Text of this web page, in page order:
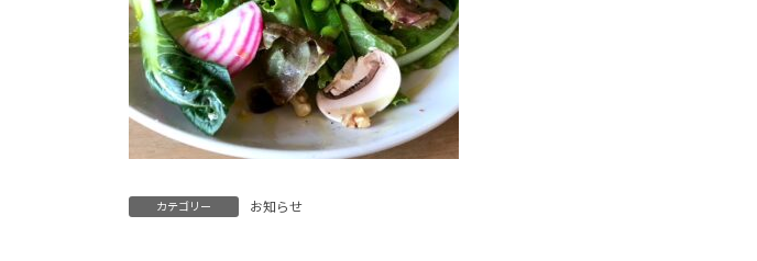
カテゴリー お知らせ